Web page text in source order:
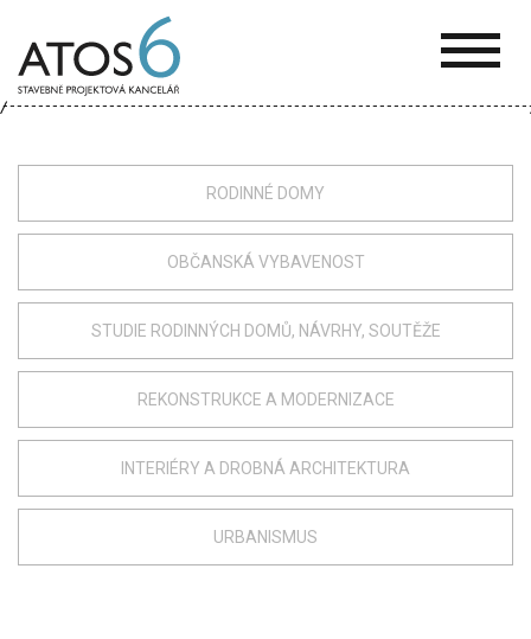
6
RODINNÉ DOMY
OBČANSKÁ VYBAVENOST
STUDIE RODINNÝCH DOMŮ, NÁVRHY, SOUTĚŽE
REKONSTRUKCE A MODERNIZACE
INTERIÉRY A DROBNÁ ARCHITEKTURA
URBANISMUS